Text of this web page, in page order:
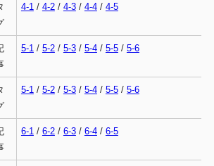
4-1 / 4-2/ 4-3/ 4-4/ 4-5
5-1 / 5-2/ 5-3/ 5-4/ 5-5/ 5-6
5-1 / 5-2/ 5-3/ 5-4/ 5-5/ 5-6
6-1 / 6-2/ 6-3/ 6-4/ 6-5